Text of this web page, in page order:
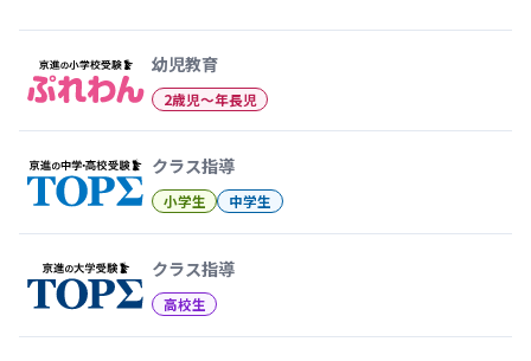
幼児教育
2歳児〜年長児
クラス指導
小学生 中学生
クラス指導
高校生